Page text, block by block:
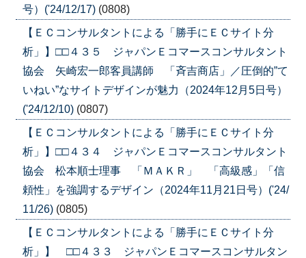
号）('24/12/17) (0808)
【ＥＣコンサルタントによる「勝手にＥＣサイト分
析」】□□４３５ ジャパンＥコマースコンサルタント
協会 矢崎宏一郎客員講師 「斉吉商店」／圧倒的”て
いねい”なサイトデザインが魅力（2024年12月5日号）
('24/12/10) (0807)
【ＥＣコンサルタントによる「勝手にＥＣサイト分
析」】□□４３４ ジャパンＥコマースコンサルタント
協会 松本順士理事 「ＭＡＫＲ」 「高級感」「信
頼性」を強調するデザイン（2024年11月21日号）('24/
11/26) (0805)
【ＥＣコンサルタントによる「勝手にＥＣサイト分
析」】 □□４３３ ジャパンＥコマースコンサルタン